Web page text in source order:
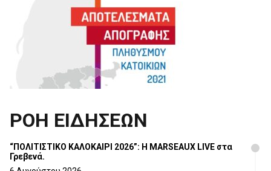
ΡΟΗ ΕΙΔΗΣΕΩΝ
“ΠΟΛΙΤΙΣΤΙΚΟ ΚΑΛΟΚΑΙΡΙ 2026”: Η MARSEAUX LIVE στα
Γρεβενά.